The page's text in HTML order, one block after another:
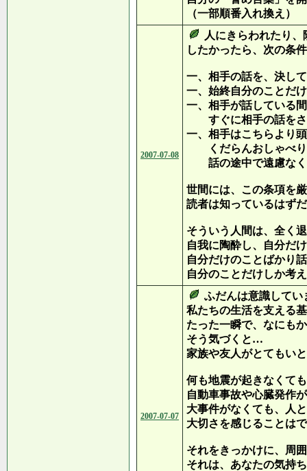
（一部順番入れ換え）
2007-07-08
人にきらわれたり
したかったら、次の条
一、相手の話を、決し
一、始終自分のことだ
一、相手が話している
すぐに相手の話をさ
一、相手はこちらより
くだらんおしゃべり
話の途中で遠慮なく
世間には、この条項を
読者は知っているはず
そういう人間は、全く
自我に陶酔し、自分だ
自分だけのことばかり
自分のことだけしか考
2007-07-07
ふだんは意識してい
私たちの生活を支える
たった一瞬で、なにも
そう気づくと…
家族や友人がとてもい
何も地震が起きなくて
自動車事故や心臓発作
大事件がなくても、人
大切さを感じることは
それをきっかけに、周
それは、あなたの気持